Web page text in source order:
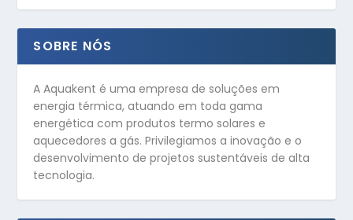
SOBRE NÓS
A Aquakent é uma empresa de soluções em
energia térmica, atuando em toda gama
energética com produtos termo solares e
aquecedores a gás. Privilegiamos a inovação e o
desenvolvimento de projetos sustentáveis de alta
tecnologia.